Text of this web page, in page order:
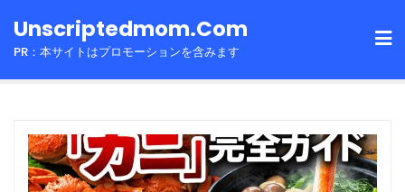
toUnscriptedmom.com
PR：本サイトはプロモーションを含みます